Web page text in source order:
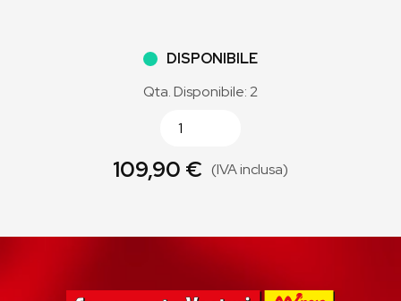
DISPONIBILE
Qta. Disponibile: 2
109,90 € (IVA inclusa)